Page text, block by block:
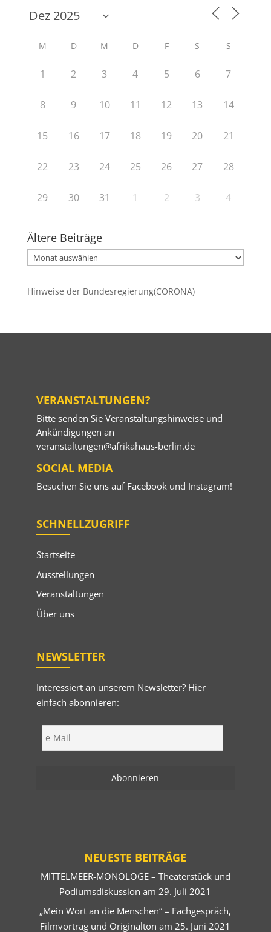
M D M D F S S
1 2 3 4 5 6 7
8 9 10 11 12 13 14
15 16 17 18 19 20 21
22 23 24 25 26 27 28
29 30 31 1 2 3 4
Ältere Beiträge
Ältere
Beiträge
Hinweise der Bundesregierung(CORONA)
VERANSTALTUNGEN?
Bitte senden Sie Veranstaltungshinweise und
Ankündigungen an
veranstaltungen@afrikahaus-berlin.de
SOCIAL MEDIA
Besuchen Sie uns auf Facebookund Instagram!
SCHNELLZUGRIFF
Startseite
Ausstellungen
Veranstaltungen
Über uns
NEWSLETTER
Interessiert an unserem Newsletter? Hier
einfach abonnieren:
NEUESTE BEITRÄGE
MITTELMEER-MONOLOGE – Theaterstück und
Podiumsdiskussion am 29. Juli 2021
„Mein Wort an die Menschen“ – Fachgespräch,
Filmvortrag und Originalton am 25. Juni 2021